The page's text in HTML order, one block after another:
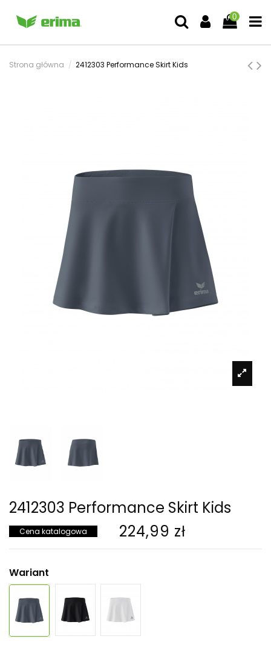
0
Strona główna 2412303 Performance Skirt Kids
2412303 Performance Skirt Kids
Cena katalogowa 224,99 zł
Wariant